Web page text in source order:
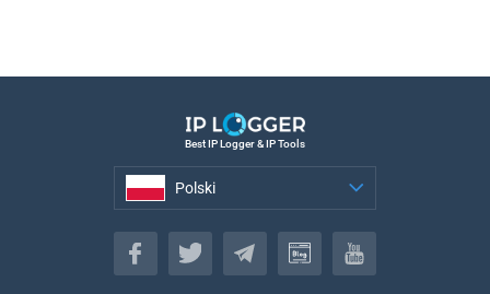
Best IP Logger & IP Tools
Polski
Polski